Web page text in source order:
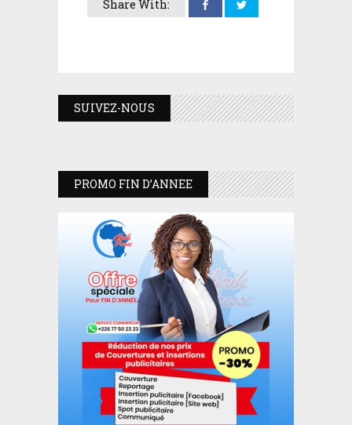
Share With:
SUIVEZ-NOUS
PROMO FIN D’ANNEE